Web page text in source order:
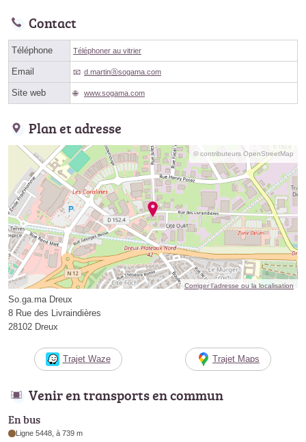
Contact
Téléphone Téléphoner au vitrier
Email d.martinⓐsogama.com
Site web www.sogama.com
Plan et adresse
© contributeurs OpenStreetMap
Corriger l’adresse ou la localisation
So.ga.ma Dreux
8 Rue des Livraindières
28102 Dreux
Trajet Waze Trajet Maps
Venir en transports en commun
En bus
Ligne 5448, à 739 m